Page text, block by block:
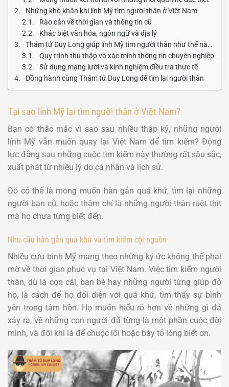
Những khó khăn khi lính Mỹ tìm người thân ở Việt Nam
Rào cản về thời gian và thông tin cũ
Khác biệt văn hóa, ngôn ngữ và địa lý
Thám tử Duy Long giúp lính Mỹ tìm người thân như thế nào?
Quy trình thu thập và xác minh thông tin chuyên nghiệp
Sử dụng mạng lưới và kinh nghiệm điều tra thực tế
Đồng hành cùng Thám tử Duy Long để tìm lại người thân
Tại sao lính Mỹ lại tìm người thân ở Việt Nam?
Bạn có thắc mắc vì sao sau nhiều thập kỷ, những người
lính Mỹ vẫn muốn quay lại Việt Nam để tìm kiếm? Động
lực đằng sau những cuộc tìm kiếm này thường rất sâu sắc,
xuất phát từ nhiều lý do cá nhân và lịch sử.
Đó có thể là mong muốn hàn gắn quá khứ, tìm lại những
người bạn cũ, hoặc thậm chí là những người thân ruột thịt
mà họ chưa từng biết đến.
Nhu cầu hàn gắn quá khứ và tìm kiếm cội nguồn
Nhiều cựu binh Mỹ mang theo những ký ức không thể phai
mờ về thời gian phục vụ tại Việt Nam. Việc tìm kiếm người
thân, dù là con cái, bạn bè hay những người từng giúp đỡ
họ, là cách để họ đối diện với quá khứ, tìm thấy sự bình
yên trong tâm hồn. Họ muốn hiểu rõ hơn về những gì đã
xảy ra, về những con người đã từng là một phần cuộc đời
mình, và đôi khi là để chuộc lỗi hoặc bày tỏ lòng biết ơn.